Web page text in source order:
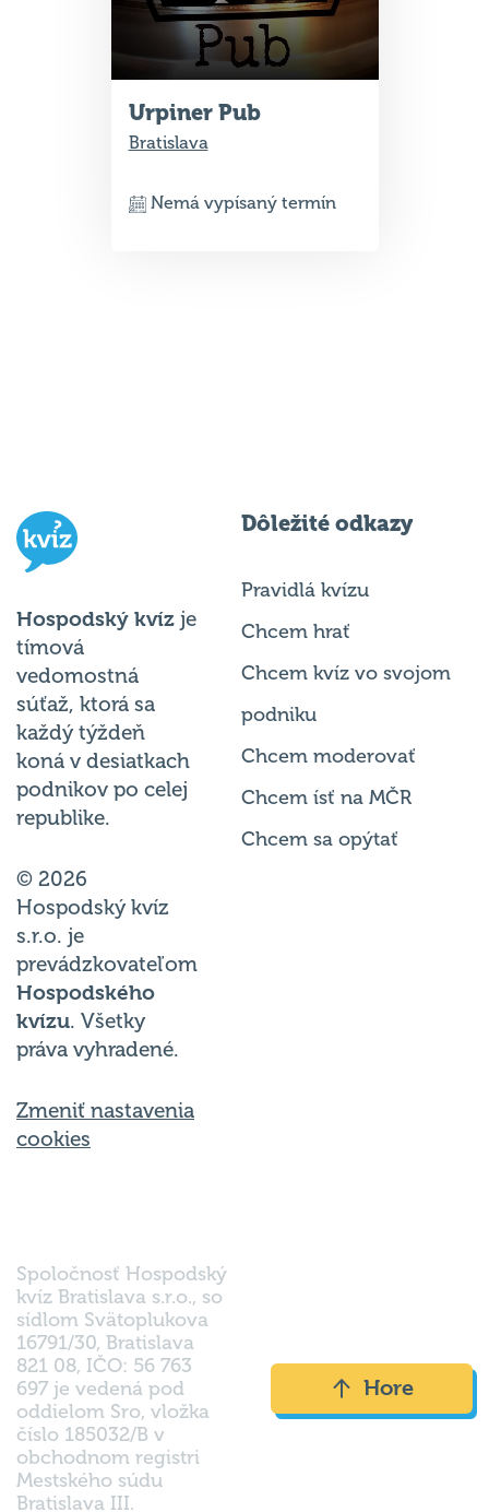
Urpiner Pub
Bratislava
Nemá vypísaný termín
Hospodský kvíz je
tímová
vedomostná
súťaž, ktorá sa
každý týždeň
koná v desiatkach
podnikov po celej
republike.
© 2026
Hospodský kvíz
s.r.o. je
prevádzkovateľom
Hospodského
kvízu. Všetky
práva vyhradené.
Zmeniť nastavenia
cookies
Dôležité odkazy
Pravidlá kvízu
Chcem hrať
Chcem kvíz vo svojom
podniku
Chcem moderovať
Chcem ísť na MČR
Chcem sa opýtať
Spoločnosť Hospodský
kvíz Bratislava s.r.o., so
sídlom Svätoplukova
16791/30, Bratislava
821 08, IČO: 56 763
697 je vedená pod
oddielom Sro, vložka
číslo 185032/B v
obchodnom registri
Mestského súdu
Bratislava III.
Hore